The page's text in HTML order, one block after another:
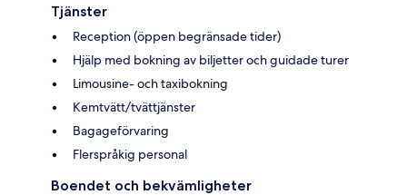
Tjänster
Reception (öppen begränsade tider)
Hjälp med bokning av biljetter och guidade turer
Limousine- och taxibokning
Kemtvätt/tvättjänster
Bagageförvaring
Flerspråkig personal
Boendet och bekvämligheter